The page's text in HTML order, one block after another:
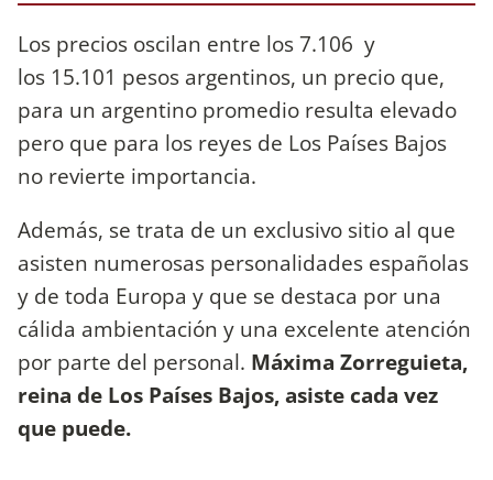
Los precios oscilan entre los 7.106 y
los 15.101 pesos argentinos, un precio que,
para un argentino promedio resulta elevado
pero que para los reyes de Los Países Bajos
no revierte importancia.
Además, se trata de un exclusivo sitio al que
asisten numerosas personalidades españolas
y de toda Europa y que se destaca por una
cálida ambientación y una excelente atención
por parte del personal. Máxima Zorreguieta,
reina de Los Países Bajos, asiste cada vez
que puede.